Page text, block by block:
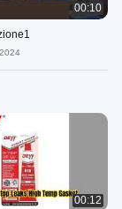
00:10
00:12